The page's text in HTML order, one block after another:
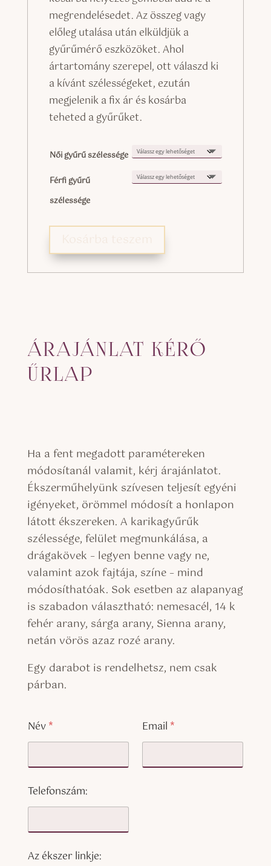
megrendelésedet. Az összeg vagy
előleg utalása után elküldjük a
gyűrűmérő eszközöket. Ahol
ártartomány szerepel, ott válaszd ki
a kívánt szélességeket, ezután
megjelenik a fix ár és kosárba
teheted a gyűrűket.
Női gyűrű szélessége
Férfi gyűrű
szélessége
ÁRAJÁNLAT KÉRŐ
ŰRLAP
Ha a fent megadott paramétereken
módosítanál valamit, kérj árajánlatot.
Ékszerműhelyünk szívesen teljesít egyéni
igényeket, örömmel módosít a honlapon
látott ékszereken. A karikagyűrűk
szélessége, felület megmunkálása, a
drágakövek – legyen benne vagy ne,
valamint azok fajtája, színe – mind
módosíthatóak. Sok esetben az alapanyag
is szabadon választható: nemesacél, 14 k
fehér arany, sárga arany, Sienna arany,
netán vörös azaz rozé arany.
Egy darabot is rendelhetsz, nem csak
párban.
Név* Email *
Telefonszám:
Az ékszer linkje: